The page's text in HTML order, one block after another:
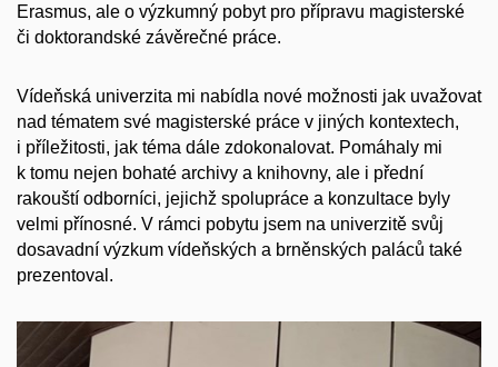
Erasmus, ale o výzkumný pobyt pro přípravu magisterské
či doktorandské závěrečné práce.
Vídeňská univerzita mi nabídla nové možnosti jak uvažovat
nad tématem své magisterské práce v jiných kontextech,
i příležitosti, jak téma dále zdokonalovat. Pomáhaly mi
k tomu nejen bohaté archivy a knihovny, ale i přední
rakouští odborníci, jejichž spolupráce a konzultace byly
velmi přínosné. V rámci pobytu jsem na univerzitě svůj
dosavadní výzkum vídeňských a brněnských paláců také
prezentoval.